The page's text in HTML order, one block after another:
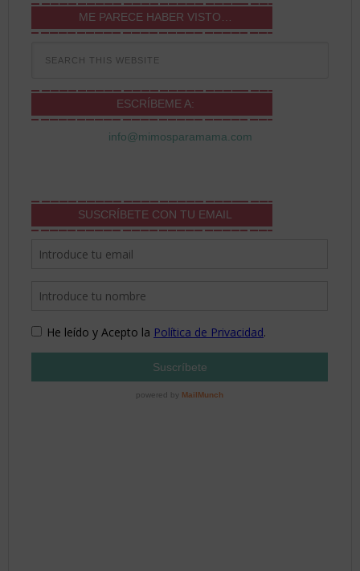
ME PARECE HABER VISTO…
ESCRÍBEME A:
info@mimosparamama.com
SUSCRÍBETE CON TU EMAIL